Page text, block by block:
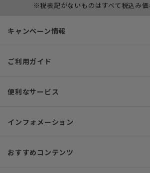
※税表記がないものはすべて税込み
キャンペーン情報
ご利用ガイド
便利なサービス
インフォメーション
おすすめコンテンツ